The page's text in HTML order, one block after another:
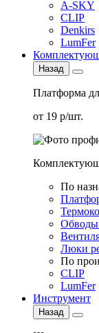
A-SKY
CLIP
Denkirs
LumFer
Назад
Платформа
от 19 р/шт.
По
Обводы
Люки
По
CLIP
LumFer
Инструмент
Назад